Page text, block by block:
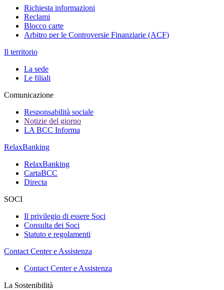
Richiesta informazioni
Reclami
Blocco carte
Arbitro per le Controversie Finanziarie (ACF)
Il territorio
La sede
Le filiali
Comunicazione
Responsabilità sociale
Notizie del giorno
LA BCC Informa
RelaxBanking
RelaxBanking
CartaBCC
Directa
SOCI
Il privilegio di essere Soci
Consulta dei Soci
Statuto e regolamenti
Contact Center e Assistenza
Contact Center e Assistenza
La Sostenibilità